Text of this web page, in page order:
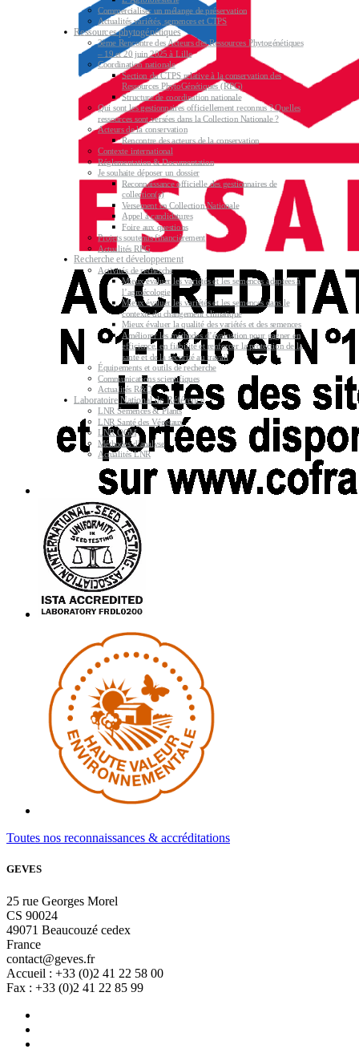
Toutes nos reconnaissances & accréditations
GEVES
25 rue Georges Morel
CS 90024
49071 Beaucouzé cedex
France
contact@geves.fr
Accueil : +33 (0)2 41 22 58 00
Fax : +33 (0)2 41 22 85 99
Commercialiser un mélange de préservation
Actualités variétés, semences et CTPS
Ressources phytogénétiques
3ème Rencontre des Acteurs des Ressources Phytogénétiques
– 19 et 20 juin 2025 à Lille
Coordination nationale
Section du CTPS relative à la conservation des
Ressources PhytoGénétiques (RPG)
Structure de coordination nationale
Qui sont les gestionnaires officiellement reconnus ? Quelles
ressources sont versées dans la Collection Nationale ?
Acteurs de la conservation
Rencontre des acteurs de la conservation
Contexte international
Réglementation & Documentation
Je souhaite déposer un dossier
Reconnaissance officielle des gestionnaires de
collection(s)
Versement en Collection Nationale
Appel à candidatures
Foire aux questions
Projets soutenus financièrement
Actualités RPG
Recherche et développement
Activités de recherche
Mieux évaluer les variétés et les semences adaptées à
l’agroécologie
Mieux évaluer les variétés et les semences dans le
contexte du changement climatique
Mieux évaluer la qualité des variétés et des semences
Améliorer les méthodes d’évaluation pour gagner en
efficience, en fiabilité et renforcer la protection de la
santé et de la sécurité au travail
Équipements et outils de recherche
Communications scientifiques
Actualités R&D
Laboratoire National de Référence
LNR Semences & Plants
LNR Santé des Végétaux
LNR OGM
Méthodes d’analyse
Actualités LNR